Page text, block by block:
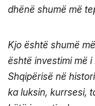
dhënë shumë më
Kjo është shumë
është investimi më
Shqipërisë në
ka luksin, kurrsesi,